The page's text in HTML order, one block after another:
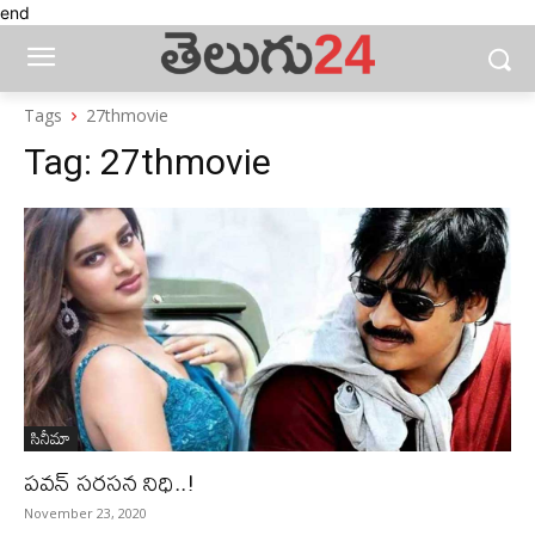
end
Tags 27thmovie
Tag: 27thmovie
సినీమా
పవన్‌ సరసన నిధి..!
November 23, 2020